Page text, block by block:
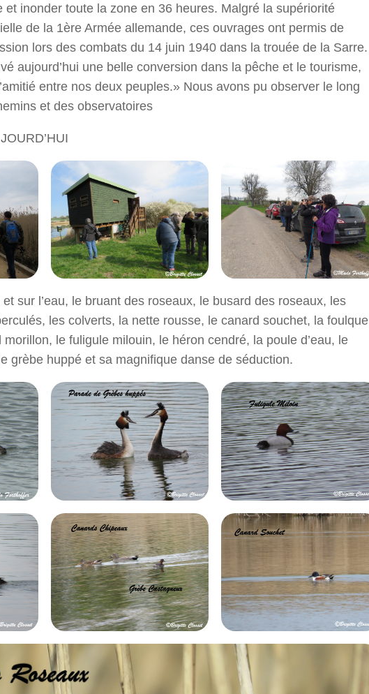
et inonder toute la zone en 36 heures. Malgré la supériorité
de la 1ère Armée allemande, ces ouvrages ont permis de
lors des combats du 14 juin 1940 dans la trouée de la Sarre.
aujourd’hui une belle conversion dans la pêche et le tourisme,
entre nos deux peuples.» Nous avons pu observer le long
et des observatoires
sur l’eau, le bruant des roseaux, le busard des roseaux, les
les colverts, la nette rousse, le canard souchet, la foulque
le fuligule milouin, le héron cendré, la poule d’eau, le
grèbe huppé et sa magnifique danse de séduction.